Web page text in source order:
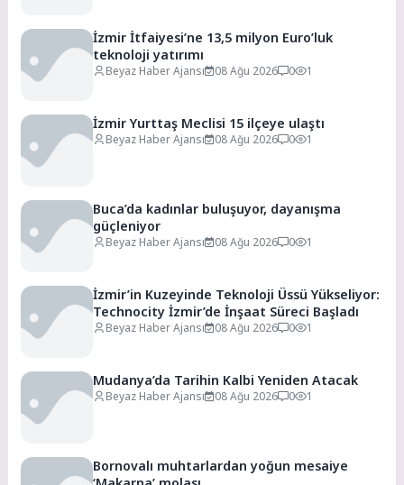
İzmir İtfaiyesi’ne 13,5 milyon Euro’luk
teknoloji yatırımı
Beyaz Haber Ajansı 08 Ağu 2026 0 1
İzmir Yurttaş Meclisi 15 ilçeye ulaştı
Beyaz Haber Ajansı 08 Ağu 2026 0 1
Buca’da kadınlar buluşuyor, dayanışma
güçleniyor
Beyaz Haber Ajansı 08 Ağu 2026 0 1
İzmir’in Kuzeyinde Teknoloji Üssü Yükseliyor:
Technocity İzmir’de İnşaat Süreci Başladı
Beyaz Haber Ajansı 08 Ağu 2026 0 1
Mudanya’da Tarihin Kalbi Yeniden Atacak
Beyaz Haber Ajansı 08 Ağu 2026 0 1
Bornovalı muhtarlardan yoğun mesaiye